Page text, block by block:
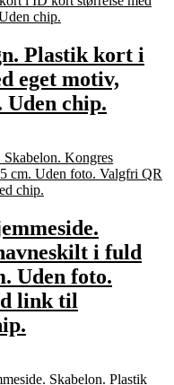
Kr..Plastik kort i
eget motiv,
Uden chip.
i fuld
Uden foto.
link til